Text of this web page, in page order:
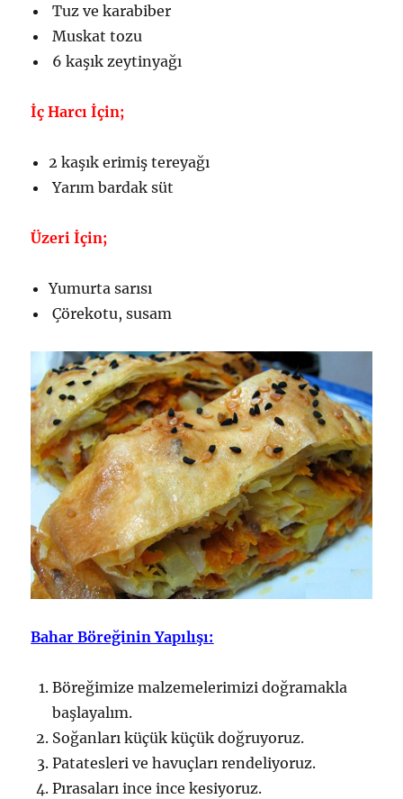
Tuz ve karabiber
Muskat tozu
6 kaşık zeytinyağı
İç Harcı İçin;
2 kaşık erimiş tereyağı
Yarım bardak süt
Üzeri İçin;
Yumurta sarısı
Çörekotu, susam
Bahar Böreğinin Yapılışı:
Böreğimize malzemelerimizi doğramakla
başlayalım.
Soğanları küçük küçük doğruyoruz.
Patatesleri ve havuçları rendeliyoruz.
Pırasaları ince ince kesiyoruz.